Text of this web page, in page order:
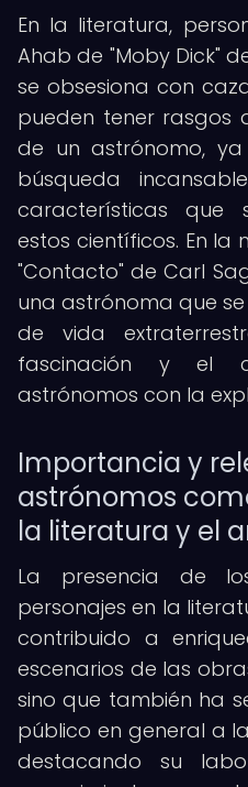
En la literatura,
Ahab de "Moby Dick"
se obsesiona con
pueden tener rasgos
de un astrónomo,
búsqueda
características que
estos científicos. En la
"Contacto" de Carl
una astrónoma que
de vida
fascinación y el
astrónomos con la
Importancia y
astrónomos
la literatura y el
La presencia de
personajes en la
contribuido a
escenarios de las
sino que también ha
público en general a
destacando su